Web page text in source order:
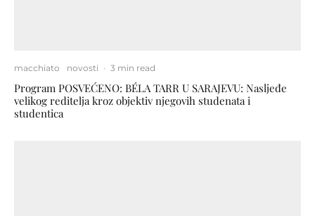
macchiato novosti · 3 min read
Program POSVEĆENO: BÉLA TARR U SARAJEVU: Nasljeđe
velikog reditelja kroz objektiv njegovih studenata i
studentica